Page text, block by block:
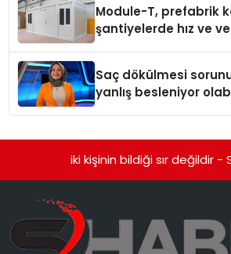
Module-T, prefabrik
şantiyelerde hız ve
Saç dökülmesi
yanlış besleniyor
iki kişinin bildiği sır değildir -